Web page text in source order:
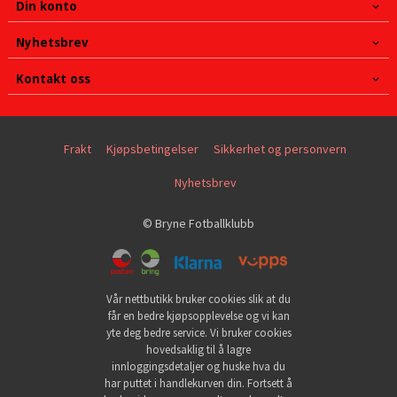
Din konto
Nyhetsbrev
Kontakt oss
Frakt Kjøpsbetingelser Sikkerhet og personvern
Nyhetsbrev
© Bryne Fotballklubb
Vår nettbutikk bruker cookies slik at du
får en bedre kjøpsopplevelse og vi kan
yte deg bedre service. Vi bruker cookies
hovedsaklig til å lagre
innloggingsdetaljer og huske hva du
har puttet i handlekurven din. Fortsett å